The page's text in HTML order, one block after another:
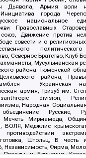
Дьявола, Армия воли
города
национальное
Православных
Движение против
совести и о
Северное Братство, Клуб
Мусульманская
района Тюменской
района,
– Украинская
армия, Тризуб им.
division,
Народная
объединение Русские,
Мечеть Мирмамеда,
ВОЛЯ, Меджлис
Штольц, В честь
Независимость, Фирма,
и Единения,